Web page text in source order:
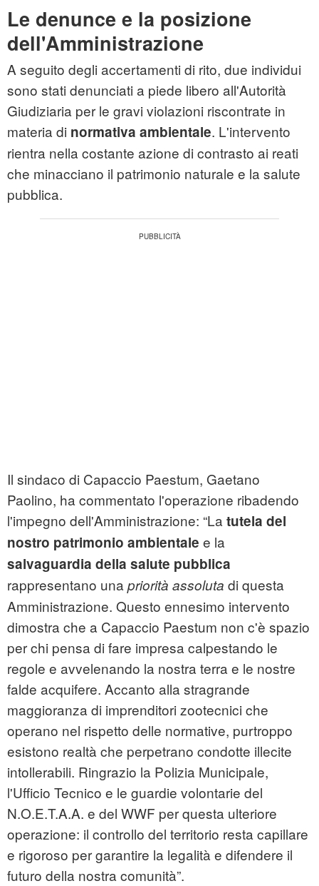
Le denunce e la posizione
dell'Amministrazione
A seguito degli accertamenti di rito, due individui
sono stati denunciati a piede libero all'Autorità
Giudiziaria per le gravi violazioni riscontrate in
materia di normativa ambientale. L'intervento
rientra nella costante azione di contrasto ai reati
che minacciano il patrimonio naturale e la salute
pubblica.
Il sindaco di Capaccio Paestum, Gaetano
Paolino, ha commentato l'operazione ribadendo
l'impegno dell'Amministrazione: “La tutela del
nostro patrimonio ambientale e la
salvaguardia della salute pubblica
rappresentano una priorità assoluta di questa
Amministrazione. Questo ennesimo intervento
dimostra che a Capaccio Paestum non c'è spazio
per chi pensa di fare impresa calpestando le
regole e avvelenando la nostra terra e le nostre
falde acquifere. Accanto alla stragrande
maggioranza di imprenditori zootecnici che
operano nel rispetto delle normative, purtroppo
esistono realtà che perpetrano condotte illecite
intollerabili. Ringrazio la Polizia Municipale,
l'Ufficio Tecnico e le guardie volontarie del
N.O.E.T.A.A. e del WWF per questa ulteriore
operazione: il controllo del territorio resta capillare
e rigoroso per garantire la legalità e difendere il
futuro della nostra comunità”.